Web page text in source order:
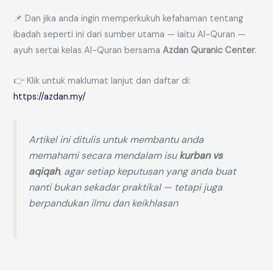
📌 Dan jika anda ingin memperkukuh kefahaman tentang
ibadah seperti ini dari sumber utama — iaitu Al-Quran —
ayuh sertai kelas Al-Quran bersamaAzdan Quranic Center.
👉 Klik untuk maklumat lanjut dan daftar di:
https://azdan.my/
Artikel ini ditulis untuk membantu anda
memahami secara mendalam isukurban vs
aqiqah, agar setiap keputusan yang anda buat
nanti bukan sekadar praktikal — tetapi juga
berpandukan ilmu dan keikhlasan